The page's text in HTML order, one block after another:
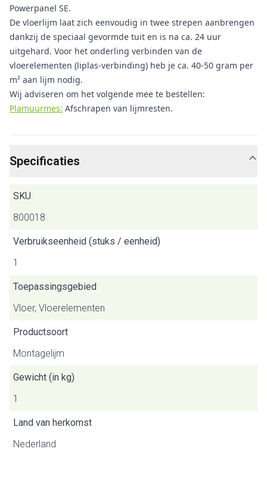
Powerpanel SE.
De vloerlijm laat zich eenvoudig in twee strepen aanbrengen
dankzij de speciaal gevormde tuit en is na ca. 24 uur
uitgehard. Voor het onderling verbinden van de
vloerelementen (liplas-verbinding) heb je ca. 40-50 gram per
m² aan lijm nodig.
Wij adviseren om het volgende mee te bestellen:
Plamuurmes: Afschrapen van lijmresten.
Specificaties
SKU
800018
Verbruikseenheid (stuks / eenheid)
1
Toepassingsgebied
Vloer, Vloerelementen
Productsoort
Montagelijm
Gewicht (in kg)
1
Land van herkomst
Nederland